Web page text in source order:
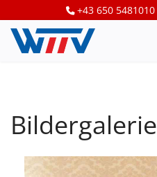
+43 650 5481010
Bildergalerie